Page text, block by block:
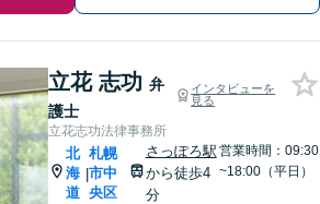
立花 志功 弁
護士
インタビューを
見る
立花志功法律事務所
北
海
道
|
札幌
市中
央区
さっぽろ駅
から徒歩4
分
営業時間：09:30
~18:00（平日）